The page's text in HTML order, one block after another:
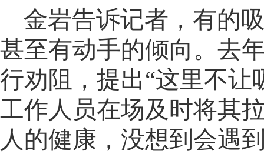
金岩告诉记者 ， 有的
甚至有动手的倾向。去
行劝阻 ， 提出“这里不让
工作人员在场及时将其
人的健康，没想到会遇